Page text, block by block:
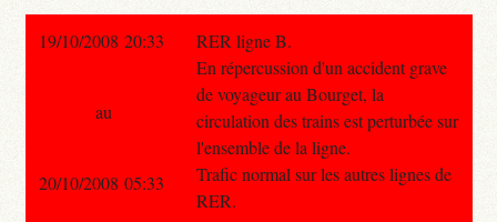
19/10/2008 20:33
RER ligne B.
En répercussion d'un accident grave
de voyageur au Bourget, la
circulation des trains est perturbée sur
l'ensemble de la ligne.
Trafic normal sur les autres lignes de
RER.
au
20/10/2008 05:33